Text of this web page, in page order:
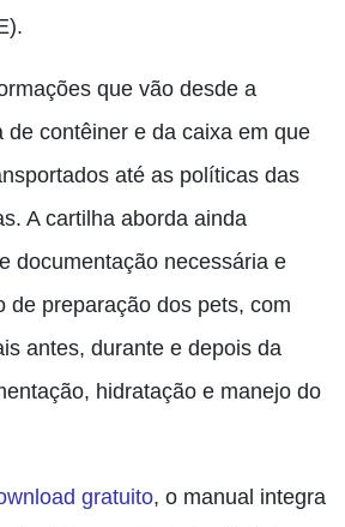
que vão desde a
de contêiner e da caixa em que
até as políticas das
A cartilha aborda ainda
documentação necessária e
de preparação dos pets, com
antes, durante e depois da
hidratação e manejo do
gratuito, o manual integra